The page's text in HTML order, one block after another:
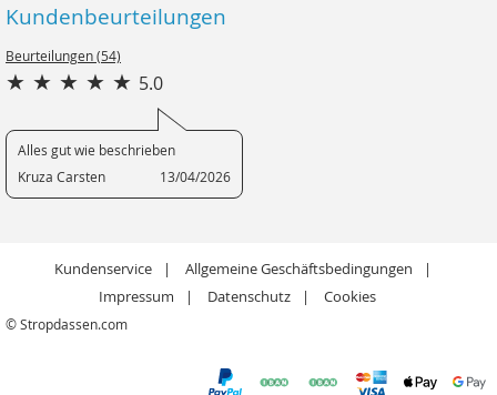
Kundenbeurteilungen
Beurteilungen (54)
5.0
Alles gut wie beschrieben
Kruza Carsten
13/04/2026
Kundenservice
Allgemeine Geschäftsbedingungen
Impressum
Datenschutz Cookies
© Stropdassen.com